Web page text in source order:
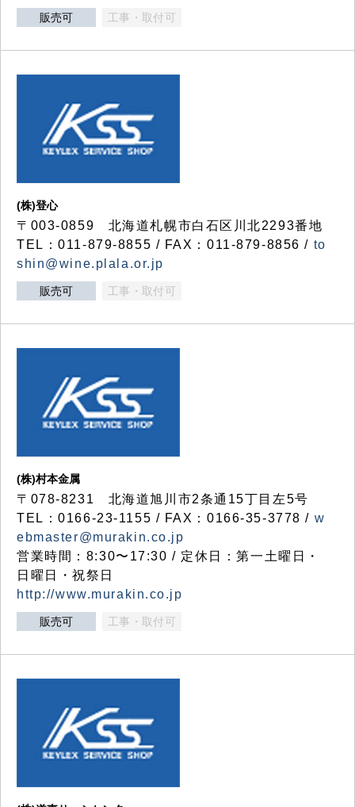
販売可 工事・取付可
(株)登心
〒003-0859 北海道札幌市白石区川北2293番地
TEL：011-879-8855 / FAX：011-879-8856 / to
shin@wine.plala.or.jp
販売可 工事・取付可
(株)村本金属
〒078-8231 北海道旭川市2条通15丁目左5号
TEL：0166-23-1155 / FAX：0166-35-3778 / w
ebmaster@murakin.co.jp
営業時間：8:30〜17:30 / 定休日：第一土曜日・
日曜日・祝祭日
http://www.murakin.co.jp
販売可 工事・取付可